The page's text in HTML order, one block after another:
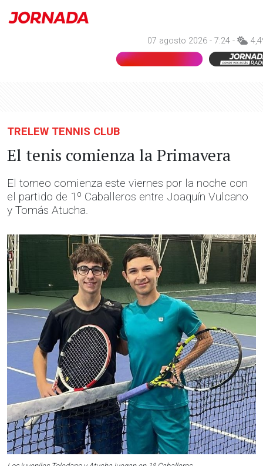
07 agosto 2026 - 7:24 -
TRELEW TENNIS CLUB
El tenis comienza la Primavera
El torneo comienza este viernes por la noche con
el partido de 1º Caballeros entre Joaquín Vulcano
y Tomás Atucha.